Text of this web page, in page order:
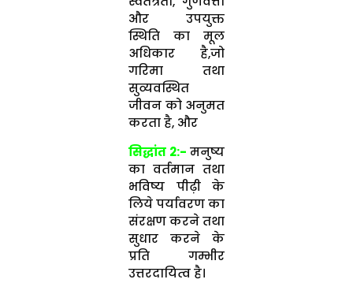
और उपयुक्त
स्थिति का मूल
अधिकार है,जो
गरिमा तथा
सुव्यवस्थित
जीवन को अनुमत
करता है, और
सिद्धांत 2:- मनुष्य
का वर्तमान तथा
भविष्य पीढ़ी के
लिये पर्यावरण का
संरक्षण करने तथा
सुधार करने के
प्रति गम्भीर
उत्तरदायित्व है।